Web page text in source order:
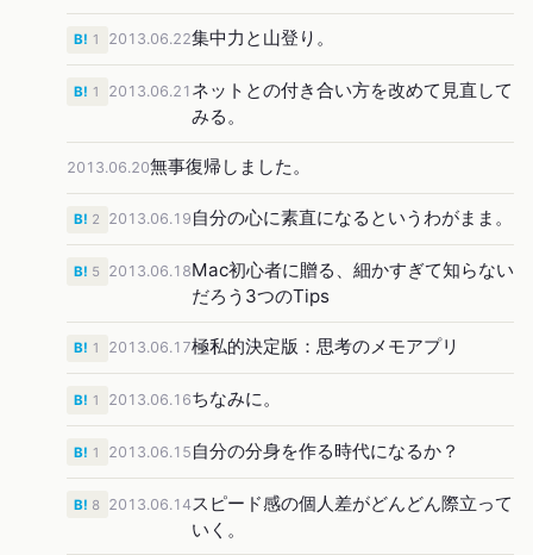
2013.06.22集中力と山登り。
B! 1
2013.06.21 ネットとの付き合い方を改めて見直して
みる。
B! 1
2013.06.20無事復帰しました。
2013.06.19 自分の心に素直になるというわがまま。
B! 2
2013.06.18Mac初心者に贈る、細かすぎて知らない
だろう3つのTips
B! 5
2013.06.17極私的決定版：思考のメモアプリ
B! 1
2013.06.16ちなみに。
B! 1
2013.06.15 自分の分身を作る時代になるか？
B! 1
2013.06.14 スピード感の個人差がどんどん際立って
いく。
B! 8